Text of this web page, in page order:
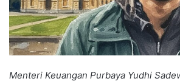
Menteri Keuangan Purbaya Yudhi